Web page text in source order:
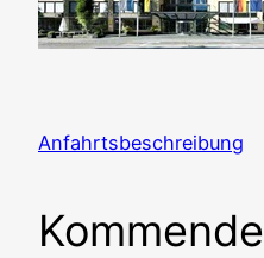
Anfahrts­be­schrei­bung
Kommende